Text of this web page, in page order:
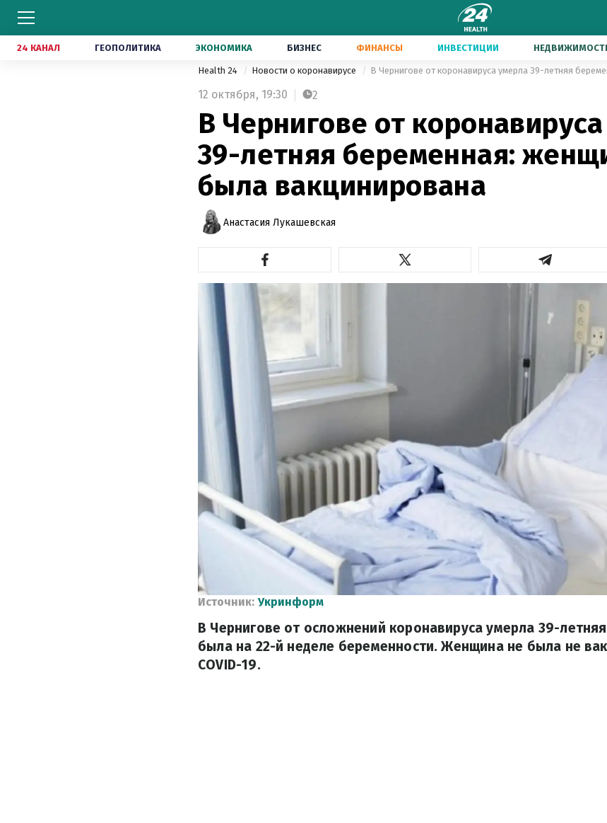
24 КАНАЛ ГЕОПОЛИТИКА ЭКОНОМИКА БИЗНЕС ФИНАНСЫ ИНВЕСТИЦИИ
Health 24 Новости о коронавирусе
12 октября, 19:30 2
В Чернигове от
39-летняя беременная:
была вакцинирована
Анастасия Лукашевская
Источник: Укринформ
В Чернигове от осложнений коронавируса умерла 39-
была на 22-й неделе беременности. Женщина не была не
COVID-19.